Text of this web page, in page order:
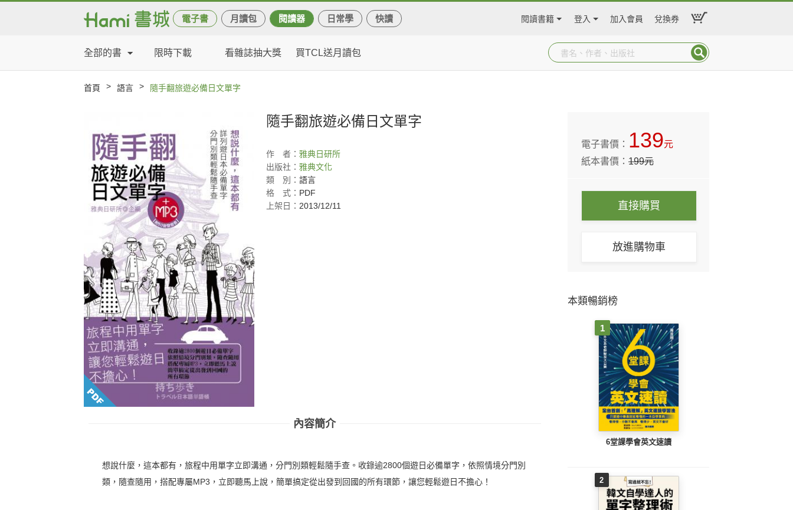
電子書 月讀包 閱讀器 日常學 快讀 閱讀書籍 登入 加入會員 兌換券
全部的書 限時下載 看雜誌抽大獎 買TCL送月讀包
首頁 > 語言 > 隨手翻旅遊必備日文單字
隨手翻旅遊必備日文單字
作 者： 雅典日研所
出版社： 雅典文化
類
別： 語言
格
式： PDF
上架日： 2013/12/11
內容簡介
想說什麼，這本都有，旅程中用單字立即溝通，分門別類輕鬆隨手查。收錄逾2800個遊日必備單字，依照情境分門別
類，隨查隨用，搭配專屬MP3，立即聽馬上說，簡單搞定從出發到回國的所有環節，讓您輕鬆遊日不擔心！
電子書價： 139元
紙本書價：199元
直接購買
放進購物車
本類暢銷榜
1
6堂課學會英文速讀
2